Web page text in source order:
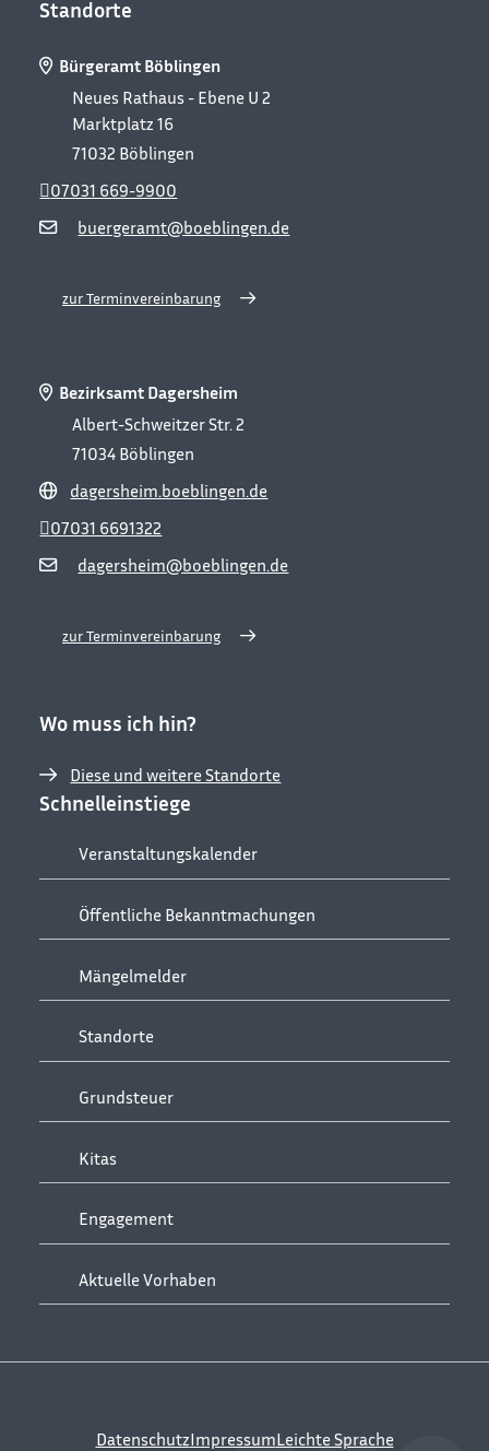
Standorte
Bürgeramt Böblingen
Neues Rathaus - Ebene U 2
Marktplatz 16
71032 Böblingen
buergeramt@boeblingen.de
07031 669-9900
zur Terminvereinbarung
Bezirksamt Dagersheim
Albert-Schweitzer Str. 2
71034 Böblingen
dagersheim.boeblingen.de
dagersheim@boeblingen.de
07031 6691322
zur Terminvereinbarung
Wo muss ich hin?
Diese und weitere Standorte
Schnelleinstiege
Veranstaltungskalender
Öffentliche Bekanntmachungen
Mängelmelder
Standorte
Grundsteuer
Kitas
Engagement
Aktuelle Vorhaben
DatenschutzImpressumLeichte Sprache